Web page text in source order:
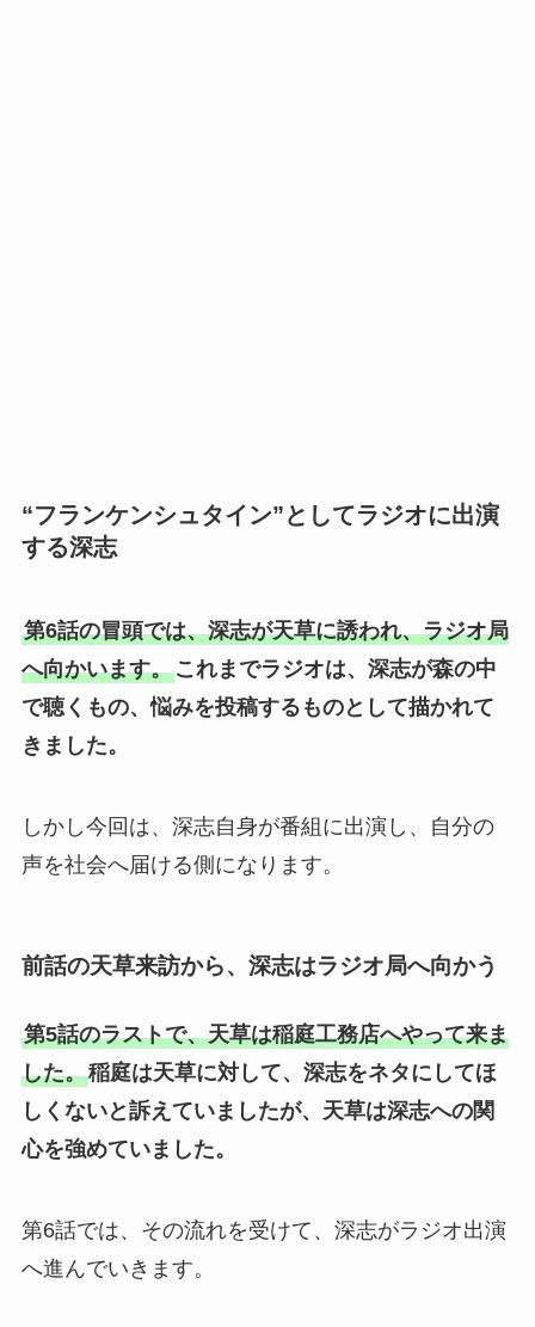
“フランケンシュタイン”としてラジオに出演
する深志
第6話の冒頭では、深志が天草に誘われ、ラジオ局
へ向かいます。これまでラジオは、深志が森の中
で聴くもの、悩みを投稿するものとして描かれて
きました。
しかし今回は、深志自身が番組に出演し、自分の
声を社会へ届ける側になります。
前話の天草来訪から、深志はラジオ局へ向かう
第5話のラストで、天草は稲庭工務店へやって来ま
した。稲庭は天草に対して、深志をネタにしてほ
しくないと訴えていましたが、天草は深志への関
心を強めていました。
第6話では、その流れを受けて、深志がラジオ出演
へ進んでいきます。